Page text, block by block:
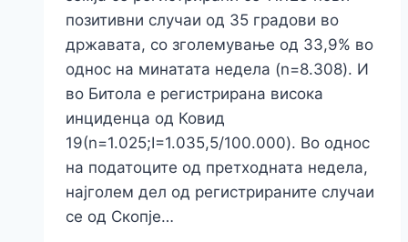
позитивни случаи од 35 градови во
државата, со зголемување од 33,9% во
однос на минатата недела (n=8.308). И
во Битола е регистрирана висока
инциденца од Ковид
19(n=1.025;I=1.035,5/100.000). Во однос
на податоците од претходната недела,
најголем дел од регистрираните случаи
се од Скопје…